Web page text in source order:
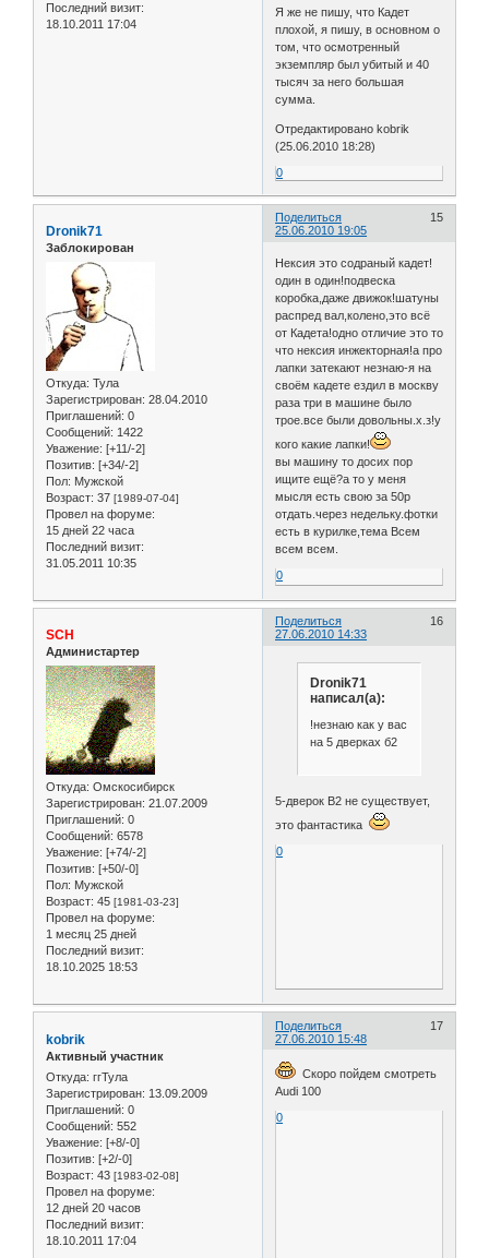
Последний визит:
18.10.2011 17:04
Я же не пишу, что Кадет
плохой, я пишу, в основном о
том, что осмотренный
экземпляр был убитый и 40
тысяч за него большая
сумма.
Отредактировано kobrik
(25.06.2010 18:28)
0
Поделиться
15
25.06.2010 19:05
Dronik71
Заблокирован
Откуда: Тула
Зарегистрирован: 28.04.2010
Приглашений: 0
Сообщений: 1422
Уважение: [+11/-2]
Позитив: [+34/-2]
Пол: Мужской
Возраст: 37 [1989-07-04]
Провел на форуме:
15 дней 22 часа
Последний визит:
31.05.2011 10:35
Нексия это содраный кадет!
один в один!подвеска
коробка,даже движок!шатуны
распред вал,колено,это всё
от Кадета!одно отличие это то
что нексия инжекторная!а про
лапки затекают незнаю-я на
своём кадете ездил в москву
раза три в машине было
трое.все были довольны.х.з!у
кого какие лапки!
вы машину то досих пор
ищите ещё?а то у меня
мысля есть свою за 50р
отдать.через недельку.фотки
есть в курилке,тема Всем
всем всем.
0
Поделиться
16
27.06.2010 14:33
SCH
Администартер
Откуда: Омскосибирск
Зарегистрирован: 21.07.2009
Приглашений: 0
Сообщений: 6578
Уважение: [+74/-2]
Позитив: [+50/-0]
Пол: Мужской
Возраст: 45 [1981-03-23]
Провел на форуме:
1 месяц 25 дней
Последний визит:
18.10.2025 18:53
Dronik71
написал(а):
!незнаю как у вас
на 5 дверках б2
5-дверок B2 не существует,
это фантастика
0
Поделиться
17
27.06.2010 15:48
kobrik
Активный участник
Откуда: ггТула
Зарегистрирован: 13.09.2009
Приглашений: 0
Сообщений: 552
Уважение: [+8/-0]
Позитив: [+2/-0]
Возраст: 43 [1983-02-08]
Провел на форуме:
12 дней 20 часов
Последний визит:
18.10.2011 17:04
Скоро пойдем смотреть
Audi 100
0